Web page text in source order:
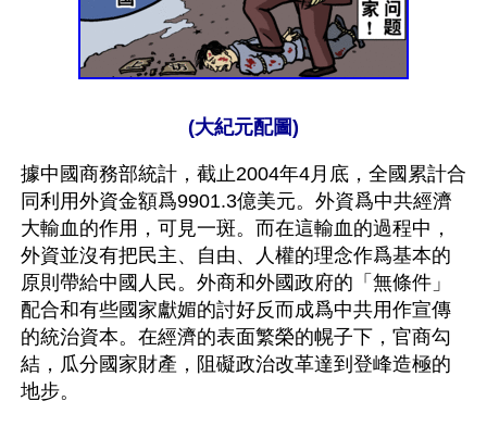
(大紀元配圖)
據中國商務部統計，截止2004年4月底，全國累計合
同利用外資金額爲9901.3億美元。外資爲中共經濟
大輸血的作用，可見一斑。而在這輸血的過程中，
外資並沒有把民主、自由、人權的理念作爲基本的
原則帶給中國人民。外商和外國政府的「無條件」
配合和有些國家獻媚的討好反而成爲中共用作宣傳
的統治資本。在經濟的表面繁榮的幌子下，官商勾
結，瓜分國家財產，阻礙政治改革達到登峰造極的
地步。